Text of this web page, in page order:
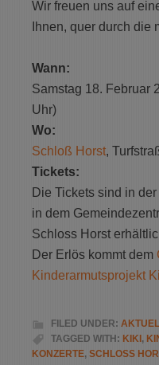
Wir freuen uns auf
Ihnen, quer durch die
Wann:
Samstag 18. Februar
Uhr)
Wo:
Schloß Horst,
Tickets:
Die Tickets sind in
in dem
Schloss Horst
Der Erlös kommt dem
Kinderarmutsprojekt
FILED UNDER:
TAGGED WITH: KIKI ,
KONZERTE, SCHLOSS